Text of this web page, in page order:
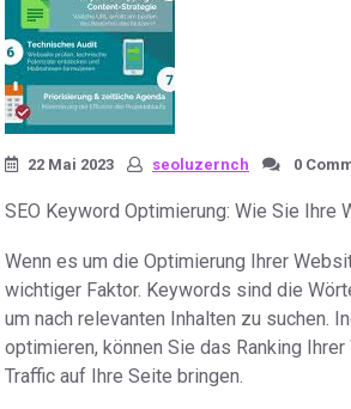
22 Mai 2023 seoluzernch 0
SEO Keyword Optimierung: Wie Sie
Wenn es um die Optimierung Ihrer
wichtiger Faktor. Keywords sind die
um nach relevanten Inhalten zu suchen.
optimieren, können Sie das Ranking
Traffic auf Ihre Seite bringen.